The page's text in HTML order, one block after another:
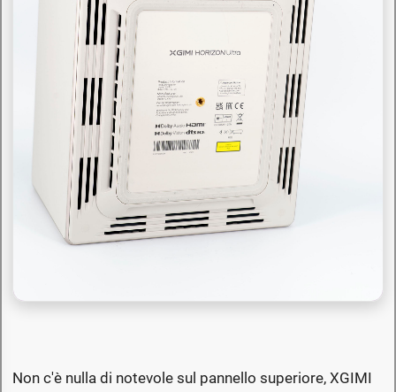
Non c'è nulla di notevole sul pannello superiore, XGIMI